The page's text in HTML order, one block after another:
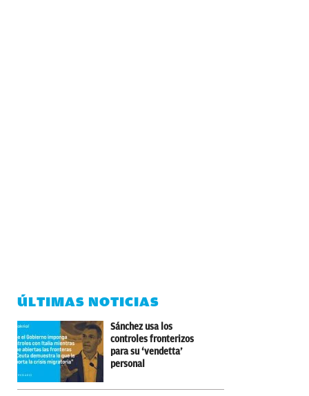
ÚLTIMAS NOTICIAS
Sánchez usa los
controles fronterizos
para su ‘vendetta’
personal